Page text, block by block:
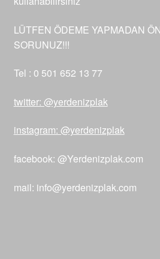
LÜTFEN ÖDEME YAPMADAN
SORUNUZ!!!
Tel : 0 501 652 13 77
twitter: @yerdenizplak
instagram: @yerdenizplak
facebook: @Yerdenizplak.com
mail: info@yerdenizplak.com